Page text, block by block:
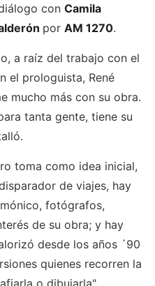
con Camila
por AM 1270.
a raíz del trabajo con el
el prologuista, René
mucho más con su obra.
tanta gente, tiene su
toma como idea inicial,
de viajes, hay
fotógrafos,
de su obra; y hay
desde los años ´90
quienes recorren la
o dibujarla".